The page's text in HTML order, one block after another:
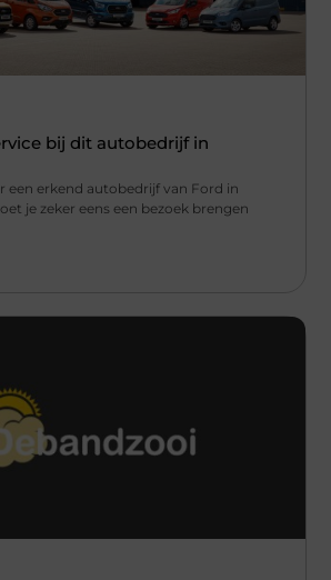
bij dit autobedrijf in
een erkend autobedrijf van Ford in
je zeker eens een bezoek brengen